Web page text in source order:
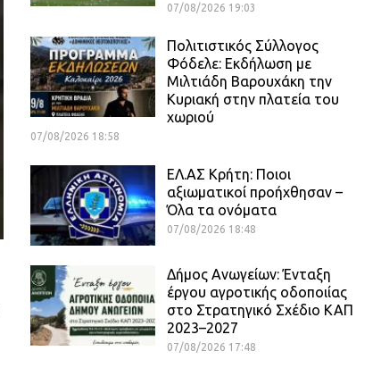
07/08/2026 19:03
Πολιτιστικός Σύλλογος
Φόδελε: Εκδήλωση με
Μιλτιάδη Βαρουχάκη την
Κυριακή στην πλατεία του
χωριού
07/08/2026 18:58
ΕΛ.ΑΣ Κρήτη: Ποιοι
αξιωματικοί προήχθησαν –
Όλα τα ονόματα
07/08/2026 18:48
Δήμος Ανωγείων: Ένταξη
έργου αγροτικής οδοποιίας
στο Στρατηγικό Σχέδιο ΚΑΠ
2023–2027
07/08/2026 17:48